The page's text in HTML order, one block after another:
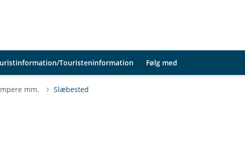
Touristeninformation Følg med
mm. Slæbested